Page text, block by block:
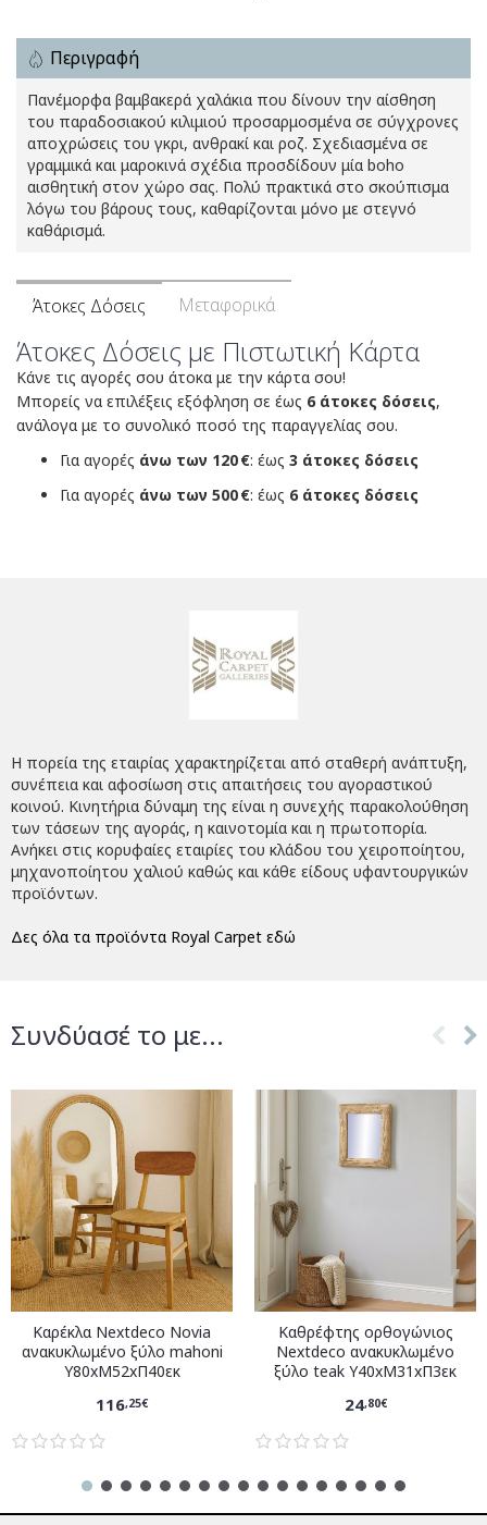
Περιγραφή
Πανέμορφα βαμβακερά χαλάκια που δίνουν την αίσθηση
του παραδοσιακού κιλιμιού προσαρμοσμένα σε σύγχρονες
αποχρώσεις του γκρι, ανθρακί και ροζ. Σχεδιασμένα σε
γραμμικά και μαροκινά σχέδια προσδίδουν μία boho
αισθητική στον χώρο σας. Πολύ πρακτικά στο σκούπισμα
λόγω του βάρους τους, καθαρίζονται μόνο με στεγνό
καθάρισμά.
Άτοκες Δόσεις Μεταφορικά
Άτοκες Δόσεις με Πιστωτική Κάρτα
Κάνε τις αγορές σου άτοκα με την κάρτα σου!
Μπορείς να επιλέξεις εξόφληση σε έως 6 άτοκες δόσεις,
ανάλογα με το συνολικό ποσό της παραγγελίας σου.
Για αγορές άνω των 120 €: έως 3 άτοκες δόσεις
Για αγορές άνω των 500 €: έως 6 άτοκες δόσεις
Η πορεία της εταιρίας χαρακτηρίζεται από σταθερή ανάπτυξη,
συνέπεια και αφοσίωση στις απαιτήσεις του αγοραστικού
κοινού. Κινητήρια δύναμη της είναι η συνεχής παρακολούθηση
των τάσεων της αγοράς, η καινοτομία και η πρωτοπορία.
Ανήκει στις κορυφαίες εταιρίες του κλάδου του χειροποίητου,
μηχανοποίητου χαλιού καθώς και κάθε είδους υφαντουργικών
προϊόντων.
Δες όλα τα προϊόντα Royal Carpet εδώ
Συνδύασέ το με...
Καρέκλα Nextdeco Novia
ανακυκλωμένο ξύλο mahoni
Υ80xM52xΠ40εκ
116,25€
Καθρέφτης ορθογώνιος
Nextdeco ανακυκλωμένο
ξύλο teak Υ40xM31xΠ3εκ
24,80€